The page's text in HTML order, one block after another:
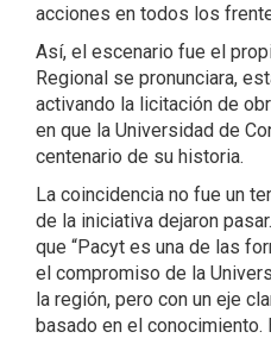
acciones en todos los
Así, el escenario fue el
Regional se pronunciara,
activando la licitación de
en que la Universidad de
centenario de su historia.
La coincidencia no fue un
de la iniciativa dejaron
que “Pacyt es una de las
el compromiso de la
la región, pero con un eje
basado en el conocimiento.